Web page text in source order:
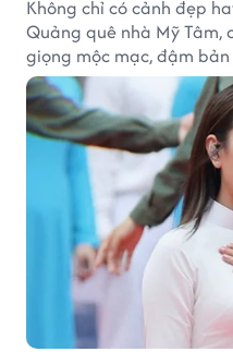
Không chỉ có cảnh đẹp
Quảng quê nhà Mỹ
giọng mộc mạc, đậm bản